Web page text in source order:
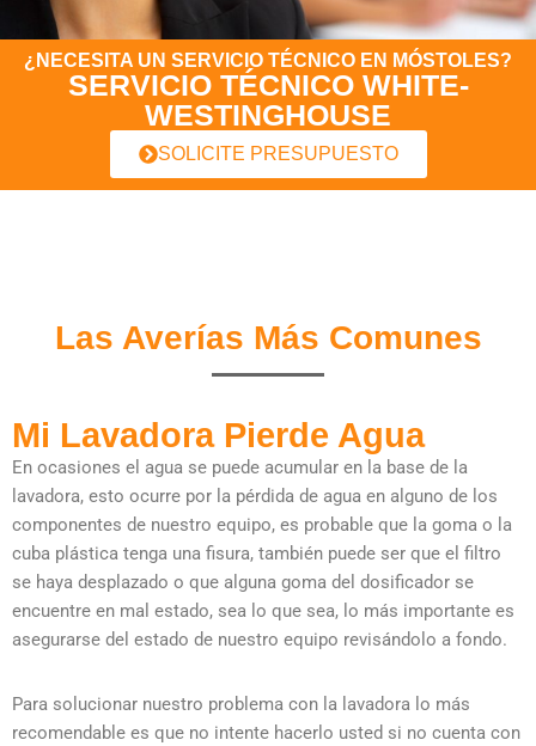
¿NECESITA UN SERVICIO TÉCNICO EN MÓSTOLES?
SERVICIO TÉCNICO WHITE-
WESTINGHOUSE
SOLICITE PRESUPUESTO
Las Averías Más Comunes
Mi Lavadora Pierde Agua
En ocasiones el agua se puede acumular en la base de la
lavadora, esto ocurre por la pérdida de agua en alguno de los
componentes de nuestro equipo, es probable que la goma o la
cuba plástica tenga una fisura, también puede ser que el filtro
se haya desplazado o que alguna goma del dosificador se
encuentre en mal estado, sea lo que sea, lo más importante es
asegurarse del estado de nuestro equipo revisándolo a fondo.
Para solucionar nuestro problema con la lavadora lo más
recomendable es que no intente hacerlo usted si no cuenta con